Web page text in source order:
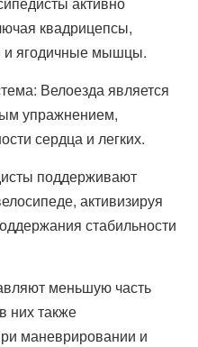
квадрицепсы,
ягодичные мышцы.
Велоезда является
упражнением,
сердца и легких.
поддерживают
активизируя
стабильности
меньшую часть
них также
маневрировании и